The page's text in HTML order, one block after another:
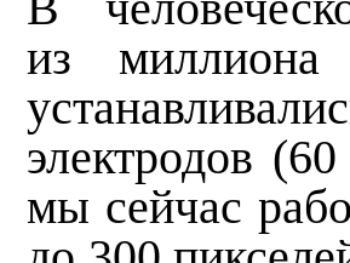
из миллиона
электродов
мы сейчас